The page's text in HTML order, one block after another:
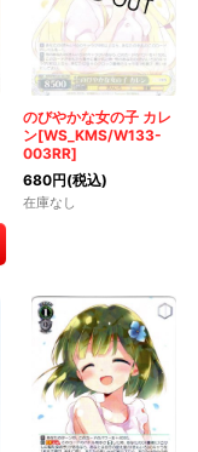
のびやかな女の子 カレ
ン[WS_KMS/W133-
003RR]
680円(税込)
在庫なし